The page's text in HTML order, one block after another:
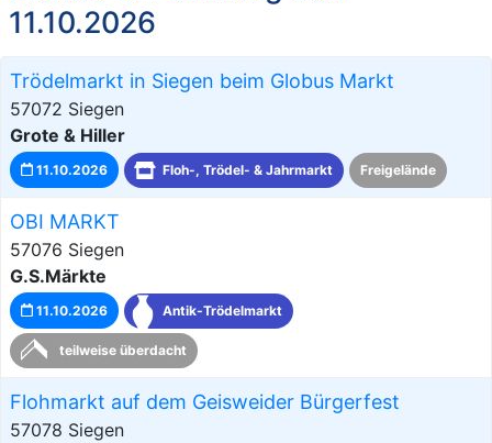
11.10.2026
Trödelmarkt in Siegen beim Globus Markt
57072 Siegen
Grote & Hiller
11.10.2026 Floh-, Trödel- & Jahrmarkt Freigelände
OBI MARKT
57076 Siegen
G.S.Märkte
11.10.2026 Antik-Trödelmarkt
teilweise überdacht
Flohmarkt auf dem Geisweider Bürgerfest
57078 Siegen